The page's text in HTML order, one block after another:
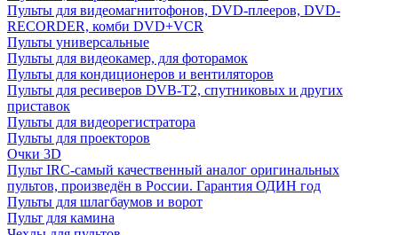
Пульты для видеомагнитофонов, DVD-плееров, DVD-
RECORDER, комби DVD+VCR
Пульты универсальные
Пульты для видеокамер, для фоторамок
Пульты для кондиционеров и вентиляторов
Пульты для ресиверов DVB-T2, спутниковых и других
приставок
Пульты для видеорегистратора
Пульты для проекторов
Очки 3D
Пульт IRC-самый качественный аналог оригинальных
пультов, произведён в России. Гарантия ОДИН год
Пульты для шлагбаумов и ворот
Пульт для камина